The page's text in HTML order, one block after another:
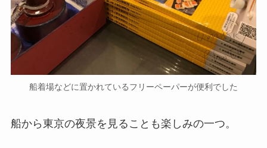
船着場などに置かれているフリーペーパーが便利でした
船から東京の夜景を見ることも楽しみの一つ。